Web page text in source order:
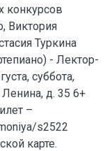
Виктория
Туркина
- Лектор-
суббота,
Ленина, д. 35 6+
–
s2522
карте.